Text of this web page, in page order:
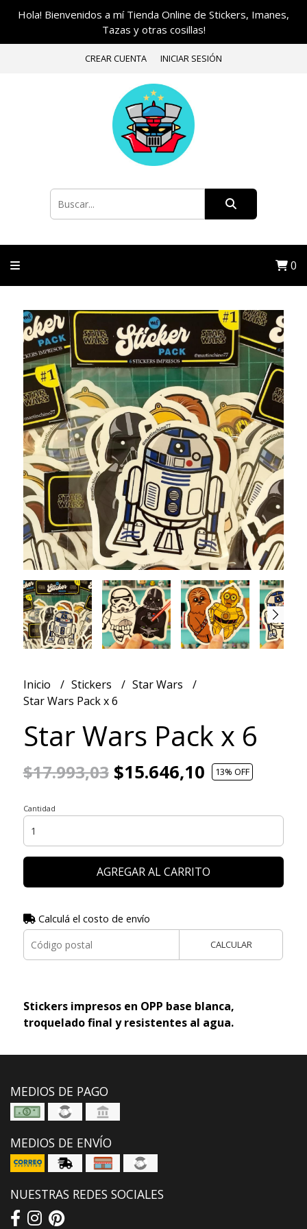
Hola! Bienvenidos a mí Tienda Online de Stickers, Imanes,
Tazas y otras cosillas!
CREAR CUENTA INICIAR SESIÓN
0
Inicio Stickers
Star Wars
Star Wars Pack x 6
Star Wars Pack x 6
$17.993,03$15.646,10 13% OFF
Cantidad
AGREGAR AL CARRITO
Calculá el costo de envío
CALCULAR
Stickers impresos en OPP base blanca,
troquelado final y resistentes al agua.
MEDIOS DE PAGO
MEDIOS DE ENVÍO
NUESTRAS REDES SOCIALES